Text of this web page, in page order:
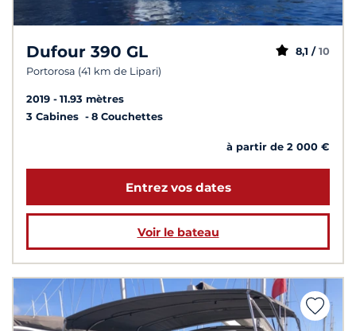
Dufour 390 GL
Portorosa (41 km de Lipari)
8,1 / 10
2019
11.93 mètres
3 Cabines
8 Couchettes
à partir de 2 000 €
Entrez vos dates
Voir le bateau